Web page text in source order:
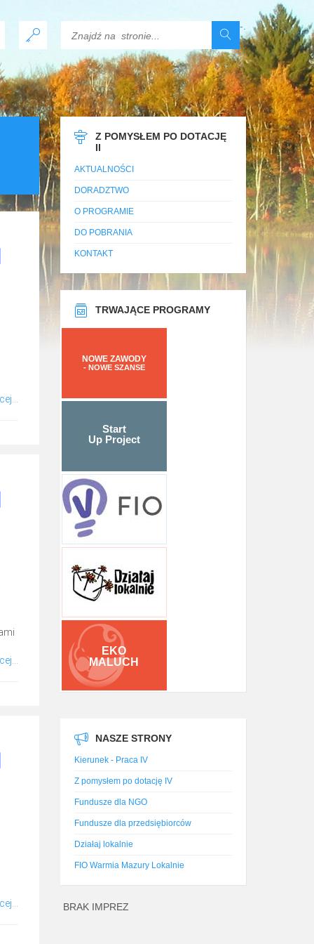
-
Z POMYSŁEM PO DOTACJĘ
II
AKTUALNOŚCI
DORADZTWO
O PROGRAMIE
DO POBRANIA
KONTAKT
TRWAJĄCE PROGRAMY
NOWE ZAWODY
- NOWE SZANSE
Start
Up Project
EKO
MALUCH
NASZE STRONY
Kierunek - Praca IV
Z pomysłem po dotację IV
Fundusze dla NGO
Fundusze dla przedsiębiorców
Działaj lokalnie
FIO Warmia Mazury Lokalnie
BRAK IMPREZ